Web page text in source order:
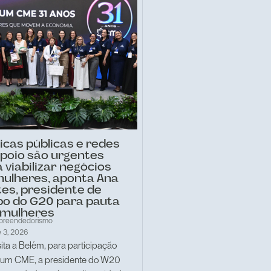
públicas e redes
são urgentes
viabilizar negócios
aponta Ana
presidente de
do G20 para pauta
3, 2026
a Belém, para participação
CME, a presidente do W20